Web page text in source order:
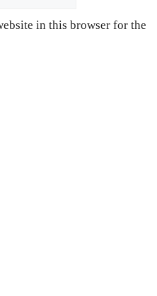
in this browser for the